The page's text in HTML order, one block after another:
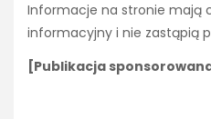
Informacje na stronie mają
informacyjny i nie zastąpią
[Publikacja